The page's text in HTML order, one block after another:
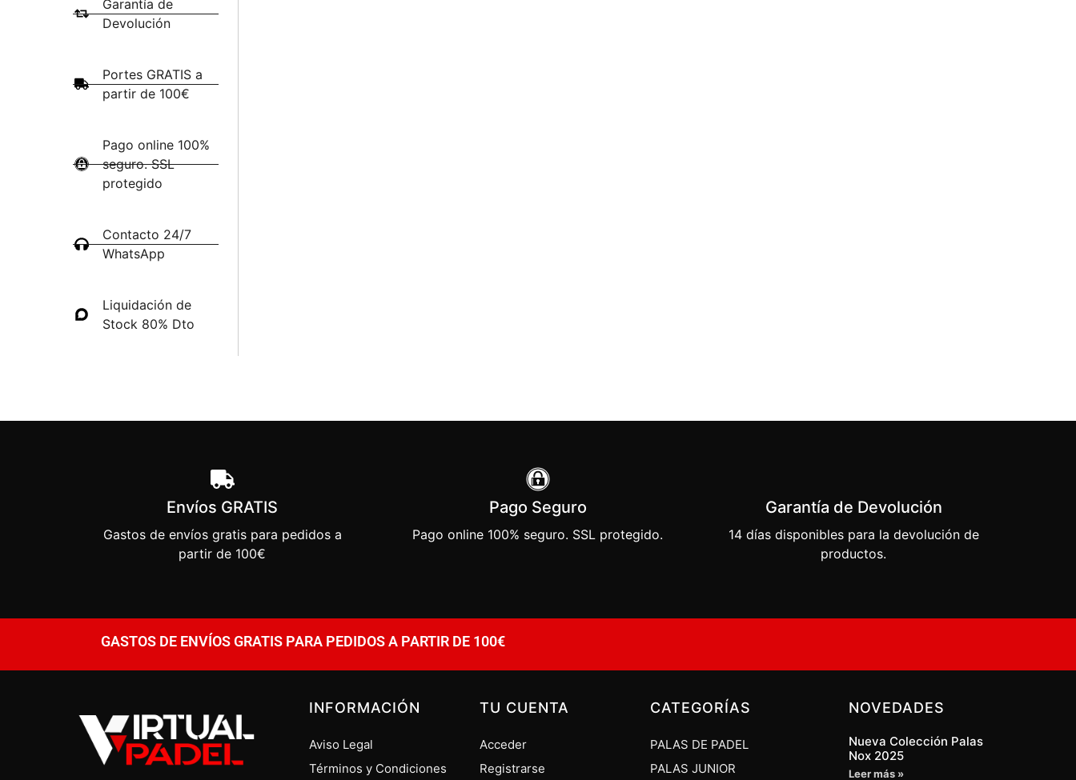
Garantía de
Devolución
Portes GRATIS a
partir de 100€
Pago online 100%
seguro. SSL
protegido
Contacto 24/7
WhatsApp
Liquidación de
Stock 80% Dto
Envíos GRATIS
Gastos de envíos gratis para pedidos a
partir de 100€
Pago Seguro
Pago online 100% seguro. SSL protegido.
Garantía de Devolución
14 días disponibles para la devolución de
productos.
GASTOS DE ENVÍOS GRATIS PARA PEDIDOS A PARTIR DE 100€
INFORMACIÓN
Aviso Legal
Términos y Condiciones
TU CUENTA
Acceder
Registrarse
CATEGORÍAS
PALAS DE PADEL
PALAS JUNIOR
NOVEDADES
Nueva Colección Palas
Nox 2025
Leer más »